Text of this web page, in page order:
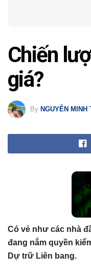
Chiến
giá?
By NGUYỄN MINH
Có vẻ như các nhà
đang nắm quyền
Dự trữ Liên bang.